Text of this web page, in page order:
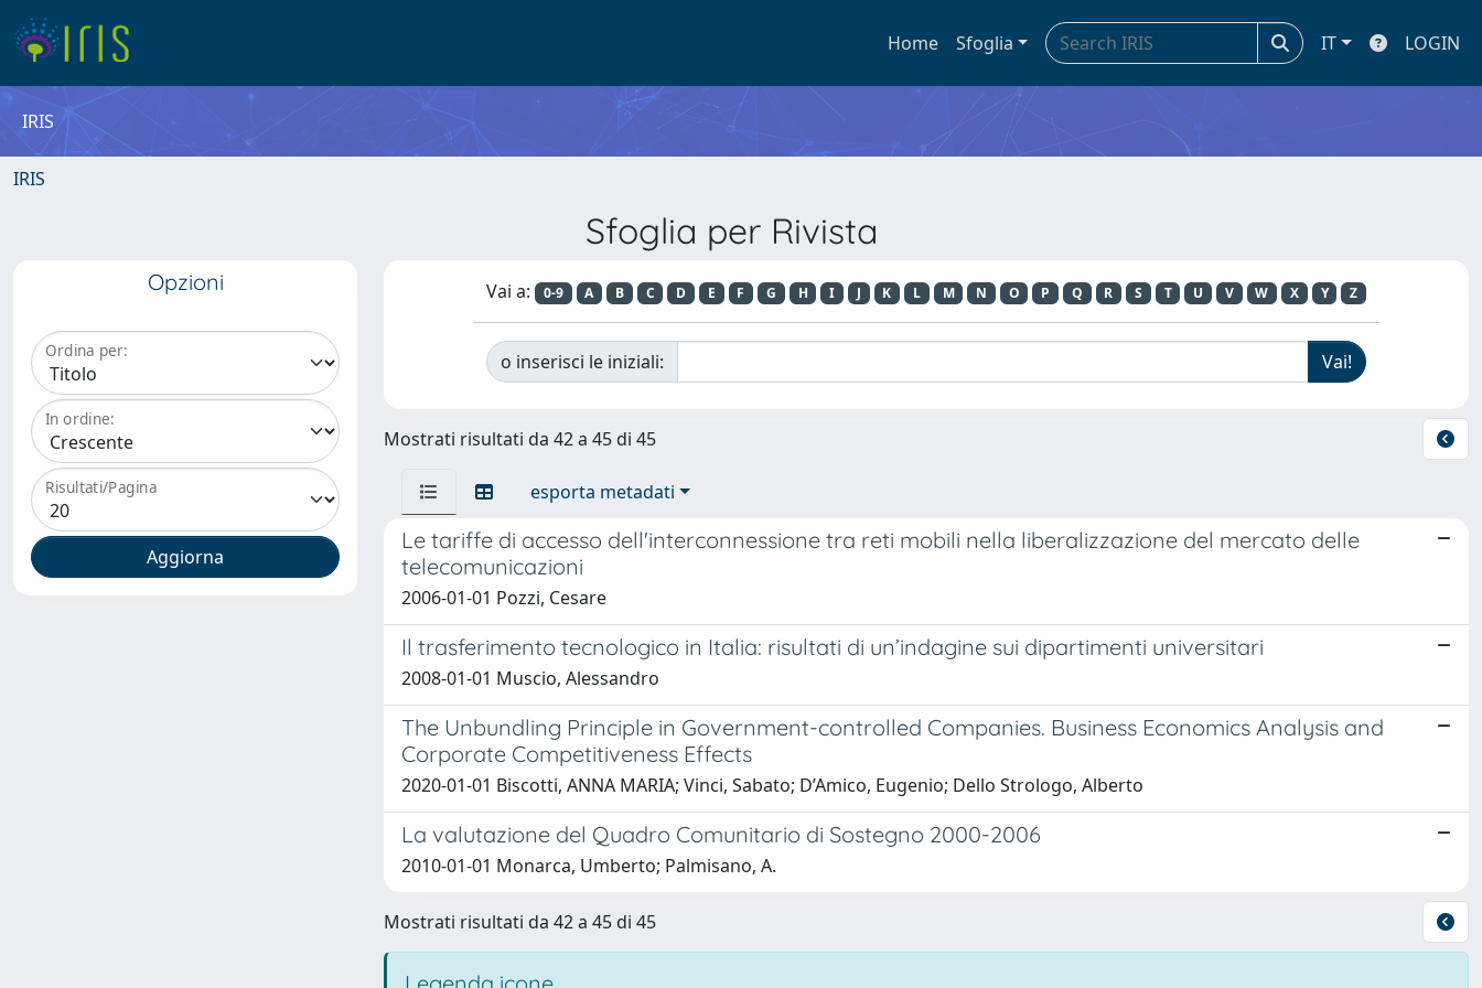
Home Sfoglia IT LOGIN
IRIS
IRIS
Sfoglia per Rivista
Opzioni
Ordina per:
In ordine:
Risultati/Pagina
Vai a: 0-9 A B C D E F G H I J K L M N O P Q R S T U V W X Y Z
o inserisci le iniziali:
Mostrati risultati da 42 a 45 di 45
esporta metadati
Le tariffe di accesso dell'interconnessione tra reti mobili nella liberalizzazione del mercato delle
telecomunicazioni
2006-01-01 Pozzi, Cesare
Il trasferimento tecnologico in Italia: risultati di un’indagine sui dipartimenti universitari
2008-01-01 Muscio, Alessandro
The Unbundling Principle in Government-controlled Companies. Business Economics Analysis and
Corporate Competitiveness Effects
2020-01-01 Biscotti, ANNA MARIA; Vinci, Sabato; D’Amico, Eugenio; Dello Strologo, Alberto
La valutazione del Quadro Comunitario di Sostegno 2000-2006
2010-01-01 Monarca, Umberto; Palmisano, A.
Mostrati risultati da 42 a 45 di 45